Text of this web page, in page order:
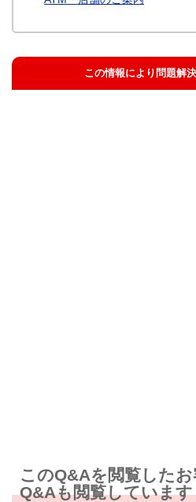
この情報により問題解
このQ&Aを閲覧した
Q&Aも閲覧しています